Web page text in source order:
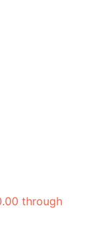
through